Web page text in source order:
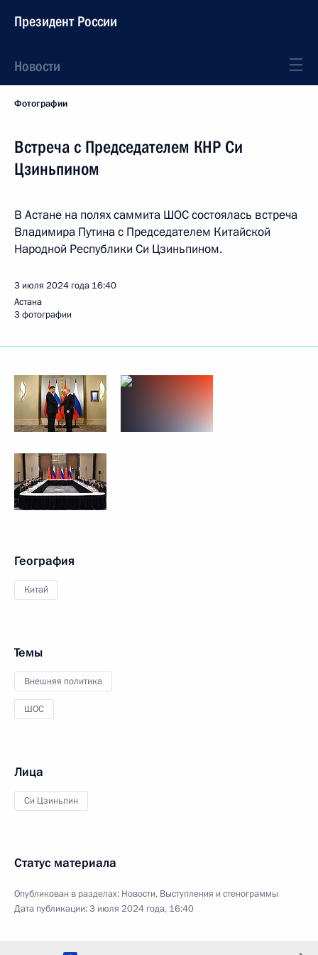
Президент России
Новости
Фотографии
Встреча с Председателем КНР Си
Цзиньпином
В Астане на полях саммита ШОС состоялась встреча
Владимира Путина с Председателем Китайской
Народной Республики Си Цзиньпином.
3 июля 2024 года 16:40
Астана
3 фотографии
География
Китай
Темы
Внешняя политика
ШОС
Лица
Си Цзиньпин
Статус материала
Опубликован в разделах: Новости, Выступления и стенограммы
Дата публикации:3 июля 2024 года, 16:40